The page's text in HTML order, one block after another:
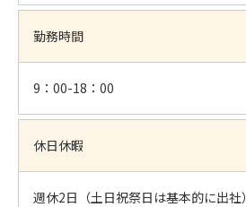
勤務時間
9：00-18：00
休日休暇
週休2日（土日祝祭日は基本的に出社）